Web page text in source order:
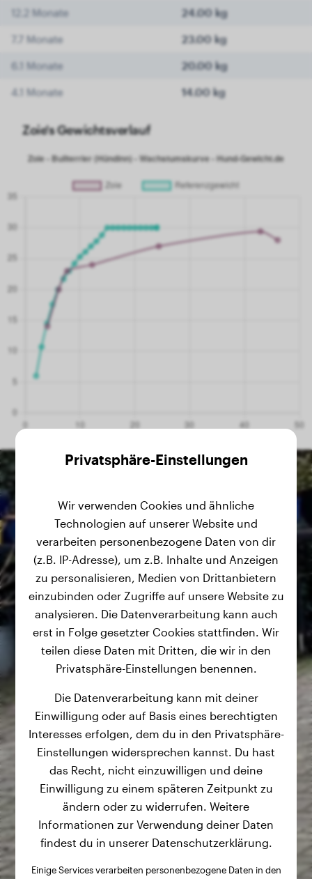
12.2 Monate 24.00 kg
7.7 Monate 23.00 kg
6.1 Monate 20.00 kg
4.1 Monate 14.00 kg
Zoie's Gewichtsverlauf
Privatsphäre-Einstellungen
Wir verwenden Cookies und ähnliche
Technologien auf unserer Website und
verarbeiten personenbezogene Daten von dir
(z.B. IP-Adresse), um z.B. Inhalte und Anzeigen
zu personalisieren, Medien von Drittanbietern
einzubinden oder Zugriffe auf unsere Website zu
analysieren. Die Datenverarbeitung kann auch
erst in Folge gesetzter Cookies stattfinden. Wir
teilen diese Daten mit Dritten, die wir in den
Privatsphäre-Einstellungen benennen.
Die Datenverarbeitung kann mit deiner
Einwilligung oder auf Basis eines berechtigten
Interesses erfolgen, dem du in den Privatsphäre-
Einstellungen widersprechen kannst. Du hast
das Recht, nicht einzuwilligen und deine
Einwilligung zu einem späteren Zeitpunkt zu
ändern oder zu widerrufen. Weitere
Informationen zur Verwendung deiner Daten
findest du in unserer Datenschutzerklärung.
Einige Services verarbeiten personenbezogene Daten in den